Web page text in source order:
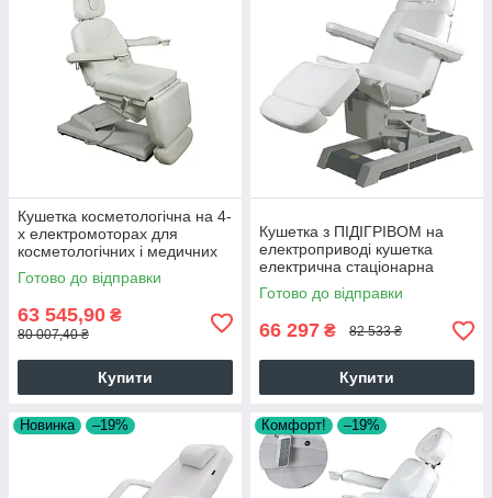
Кушетка косметологічна на 4-
х електромоторах для
косметологічних і медичних
кабінетів
Готово до відправки
63 545,90 ₴
80 007,40 ₴
Купити
Кушетка з ПІДІГРІВОМ на
електроприводі кушетка
електрична стаціонарна
крісло для косметолога S-
2220D
Готово до відправки
66 297 ₴ 82 533 ₴
Купити
Новинка –19% Комфорт! –19%